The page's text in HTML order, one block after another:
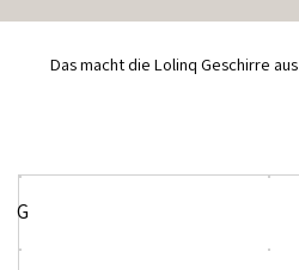
Das macht die Lolinq Geschirre aus
G